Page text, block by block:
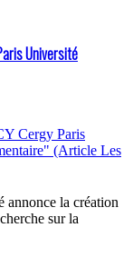
Université
annonce la création
sur la